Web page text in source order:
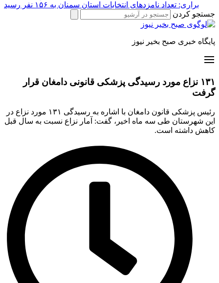
براری: تعداد نامزدهای انتخابات استان سمنان به ۱۵۶ نفر رسید
جستجو کردن
پایگاه خبری صبح بخیر نیوز
۱۳۱ نزاع مورد رسیدگی پزشکی قانونی دامغان قرار
گرفت
رئیس پزشکی قانون دامغان با اشاره به رسیدگی ۱۳۱ مورد نزاع در
این شهرستان طی سه ماه اخیر، گفت: آمار نزاع نسبت به سال قبل
کاهش داشته است.